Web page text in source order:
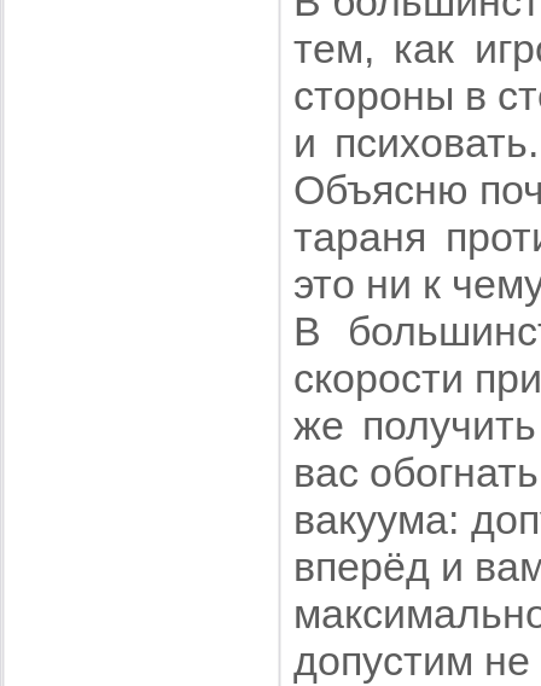
тем, как
стороны в
и
Объясню
тараня
это ни к
В
скорости
же
вас
вакуума:
вперёд и
допустим